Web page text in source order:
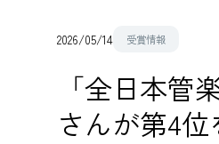
2026/05/14 受賞情報
「全日本
さんが第4